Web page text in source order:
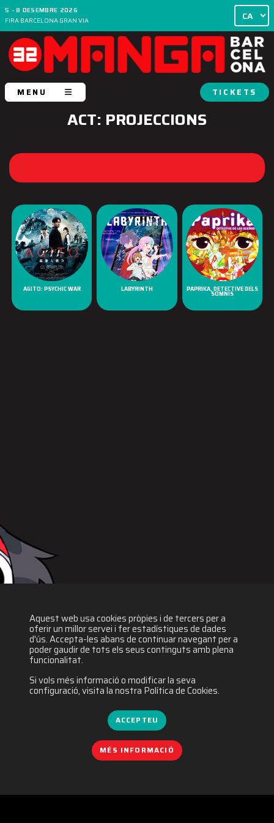
5 - 8 DESEMBRE 2026
FIRA BARCELONA GRAN VIA
MENU TICKETS
ACT: PROJECCIONS
AGITO: PSYCHIC WAR LABYRINTH PAPRIKA, DETECTIVE DELS
SOMNIS
Aquest web usa cookies pròpies i de tercers per a
oferir un millor servei i fer estadístiques de dades
d'ús. Accepta-les abans de continuar navegant per a
poder gaudir de tots els seus continguts amb plena
funcionalitat.
Si vols més informació o modificar la seva
configuració, visita la nostra Política de Cookies.
ACCEPTEU
MÉS INFORMACIÓ